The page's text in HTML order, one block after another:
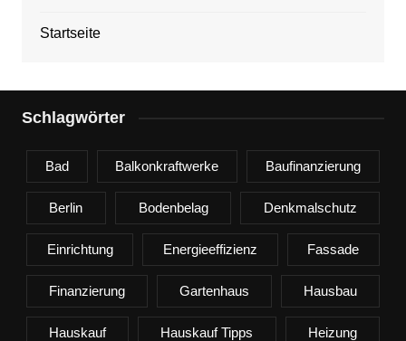
Startseite
Schlagwörter
Bad Balkonkraftwerke Baufinanzierung
Berlin Bodenbelag Denkmalschutz
Einrichtung Energieeffizienz Fassade
Finanzierung Gartenhaus Hausbau
Hauskauf Hauskauf Tipps Heizung